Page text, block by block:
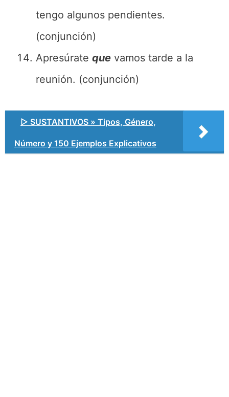
tengo algunos pendientes.
(conjunción)
Apresúrate que vamos tarde a la
reunión. (conjunción)
▷ SUSTANTIVOS » Tipos, Género,
Número y 150 Ejemplos Explicativos